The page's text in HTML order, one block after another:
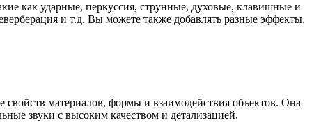
как ударные, перкуссия, струнные, духовые, клавишные и
и т.д. Вы можете также добавлять разные эффекты,
свойств материалов, формы и взаимодействия объектов. Она
звуки с высоким качеством и детализацией.